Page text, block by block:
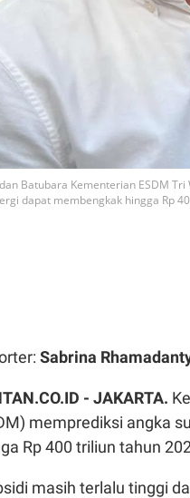
Batubara Kementerian ESDM
dapat membengkak hingga Rp
Sabrina
- JAKARTA.
memprediksi angka
Rp 400 triliun tahun
masih terlalu tinggi